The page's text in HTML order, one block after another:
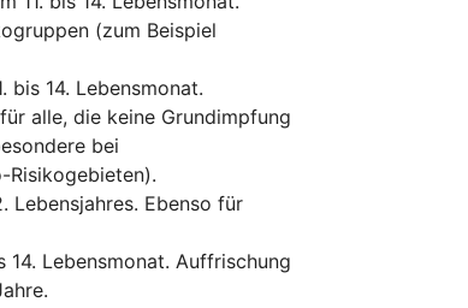
(zum Beispiel
bis 14. Lebensmonat.
alle, die keine Grundimpfung
bei
Risikogebieten).
Lebensjahres. Ebenso für
Lebensmonat. Auffrischung